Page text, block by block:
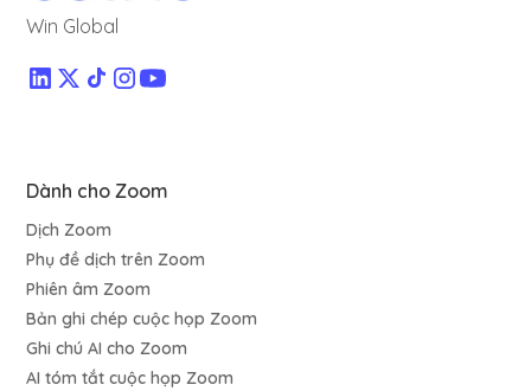
Win Global
Dành cho Zoom
Dịch Zoom
Phụ đề dịch trên Zoom
Phiên âm Zoom
Bản ghi chép cuộc họp Zoom
Ghi chú AI cho Zoom
AI tóm tắt cuộc họp Zoom